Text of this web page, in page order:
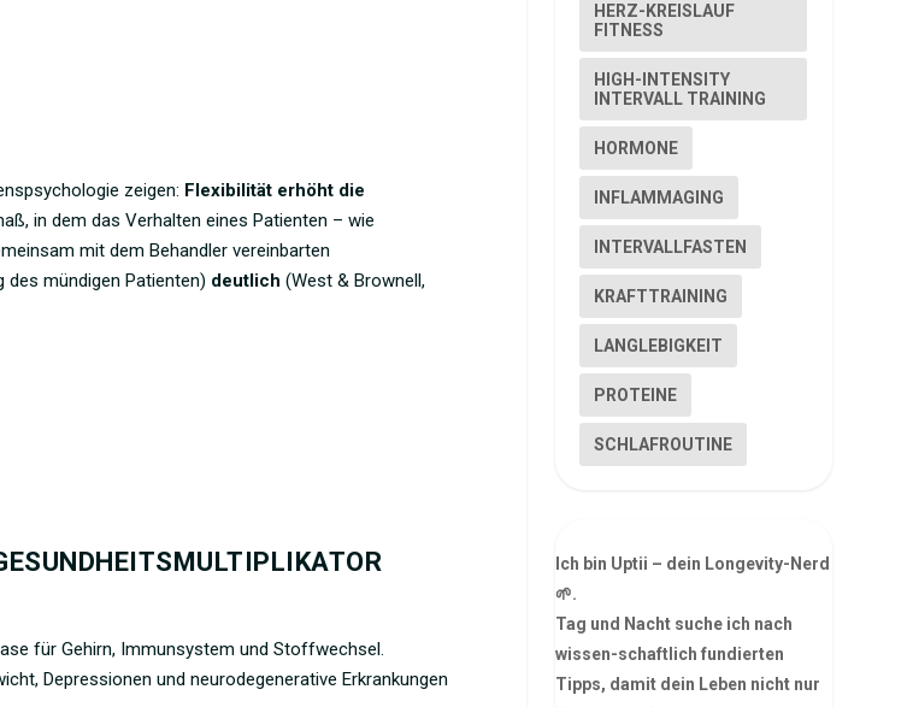
zeigen: Flexibilität erhöht die
in dem das Verhalten eines Patienten – wie
mit dem Behandler vereinbarten
des mündigen Patienten) deutlich (West & Brownell,
für Gehirn, Immunsystem und Stoffwechsel.
Depressionen und neurodegenerative Erkrankungen
HERZ-KREISLAUF
FITNESS
HIGH-INTENSITY
INTERVALL TRAINING
HORMONE
INFLAMMAGING
INTERVALLFASTEN
KRAFTTRAINING
LANGLEBIGKEIT
PROTEINE
SCHLAFROUTINE
Ich bin Uptii – dein Longevity-Nerd
🌱.
Tag und Nacht suche ich nach
wissen-schaftlich fundierten
Tipps, damit dein Leben nicht nur